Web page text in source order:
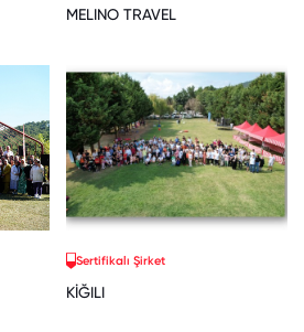
MELINO TRAVEL
Sertifikalı Şirket
KİĞILI